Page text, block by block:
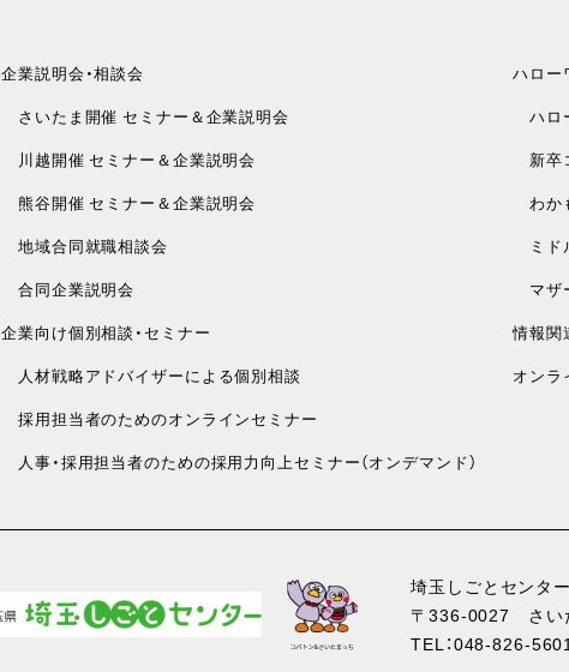
企業説明会・相談会
さいたま開催 セミナー＆企業説明会
川越開催 セミナー＆企業説明会
熊谷開催 セミナー＆企業説明会
地域合同就職相談会
合同企業説明会
企業向け個別相談・セミナー
人材戦略アドバイザーによる個別相談
採用担当者のためのオンラインセミナー
人事・採用担当者のための採用力向上セミナー（オンデマンド）
ハロー
ハロ
新卒
わか
ミド
マザ
情報関
オンラ
埼玉しごとセンター
〒336-0027 さ
TEL：048-826-